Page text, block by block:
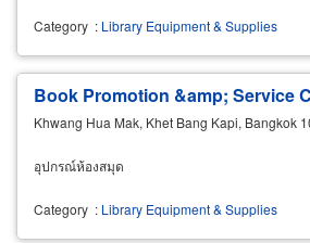
Category : Library Equipment & Supplies
Book Promotion &amp; Service
Khwang Hua Mak, Khet Bang Kapi, Bangkok
อุปกรณ์ห้องสมุด
Category : Library Equipment & Supplies